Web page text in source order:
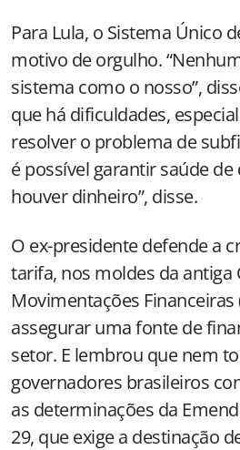
Para Lula, o Sistema Único
motivo de orgulho.
sistema como o nosso”,
que há dificuldades,
resolver o problema de
é possível garantir saúde de
houver dinheiro”, disse.
O ex-presidente defende a
tarifa, nos moldes da
Movimentações Financeiras
assegurar uma fonte de
setor. E lembrou que nem
governadores brasileiros
as determinações da
29, que exige a destinação